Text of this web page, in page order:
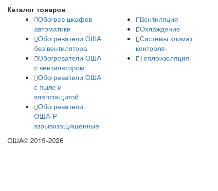
Каталог товаров
Обогрев шкафов
автоматики
Обогреватели ОША
без вентилятора
Обогреватели ОША
с вентилятором
Обогреватели ОША
с пыле и
влагозащитой
Обогреватели
ОША-Р
взрывозащищенные
Вентиляция
Охлаждение
Системы климат
контроля
Теплоизоляция
ОША© 2019-2026